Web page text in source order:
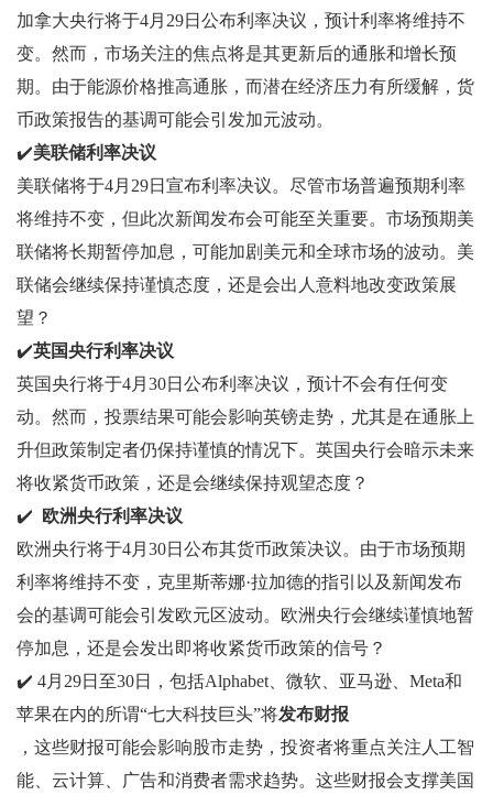
加拿大央行将于4月29日公布利率决议，预计利率将维持不
变。然而，市场关注的焦点将是其更新后的通胀和增长预
期。由于能源价格推高通胀，而潜在经济压力有所缓解，货
币政策报告的基调可能会引发加元波动。
✔️美联储利率决议
美联储将于4月29日宣布利率决议。尽管市场普遍预期利率
将维持不变，但此次新闻发布会可能至关重要。市场预期美
联储将长期暂停加息，可能加剧美元和全球市场的波动。美
联储会继续保持谨慎态度，还是会出人意料地改变政策展
望？
✔️英国央行利率决议
英国央行将于4月30日公布利率决议，预计不会有任何变
动。然而，投票结果可能会影响英镑走势，尤其是在通胀上
升但政策制定者仍保持谨慎的情况下。英国央行会暗示未来
将收紧货币政策，还是会继续保持观望态度？
✔️
欧洲央行利率决议
欧洲央行将于4月30日公布其货币政策决议。由于市场预期
利率将维持不变，克里斯蒂娜·拉加德的指引以及新闻发布
会的基调可能会引发欧元区波动。欧洲央行会继续谨慎地暂
停加息，还是会发出即将收紧货币政策的信号？
✔️ 4月29日至30日，包括Alphabet、微软、亚马逊、Meta和
苹果在内的所谓“七大科技巨头”将发布财报
，这些财报可能会影响股市走势，投资者将重点关注人工智
能、云计算、广告和消费者需求趋势。这些财报会支撑美国